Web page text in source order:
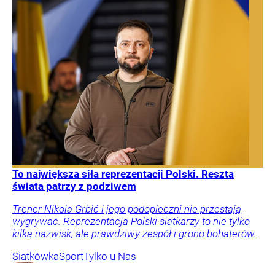
To największa siła reprezentacji Polski. Reszta
świata patrzy z podziwem
Trener Nikola Grbić i jego podopieczni nie przestają
wygrywać. Reprezentacja Polski siatkarzy to nie tylko
kilka nazwisk, ale prawdziwy zespół i grono bohaterów.
SiatkówkaSportTylko u Nas